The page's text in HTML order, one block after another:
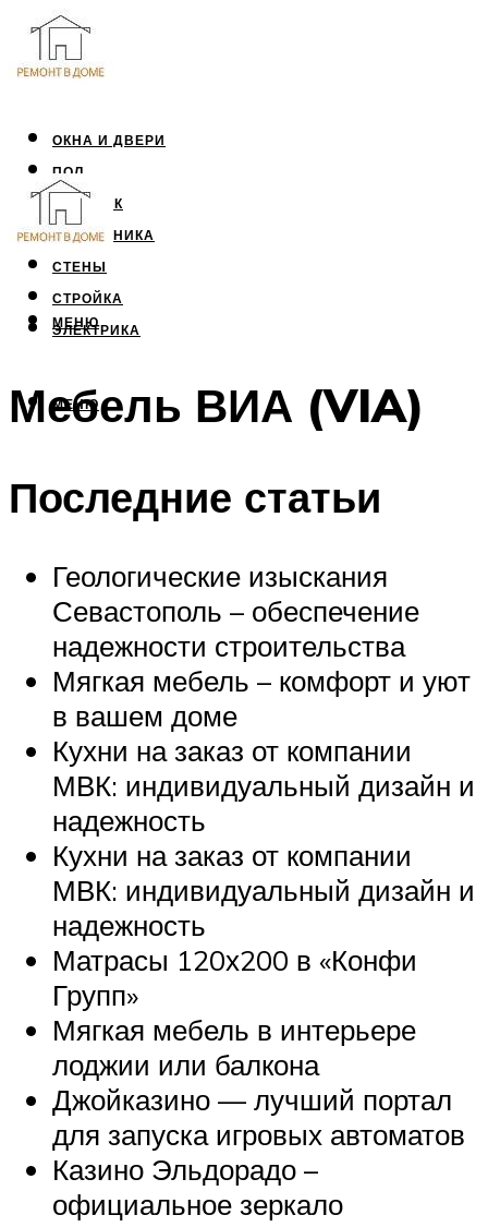
ОКНА И ДВЕРИ
ПОЛ
ПОТОЛОК
САНТЕХНИКА
СТЕНЫ
СТРОЙКА
ЭЛЕКТРИКА
МЕНЮ
МЕНЮ
Мебель ВИА (VIA)
Последние статьи
Геологические изыскания
Севастополь – обеспечение
надежности строительства
Мягкая мебель – комфорт и уют
в вашем доме
Кухни на заказ от компании
МВК: индивидуальный дизайн и
надежность
Кухни на заказ от компании
МВК: индивидуальный дизайн и
надежность
Матрасы 120х200 в «Конфи
Групп»
Мягкая мебель в интерьере
лоджии или балкона
Джойказино — лучший портал
для запуска игровых автоматов
Казино Эльдорадо –
официальное зеркало